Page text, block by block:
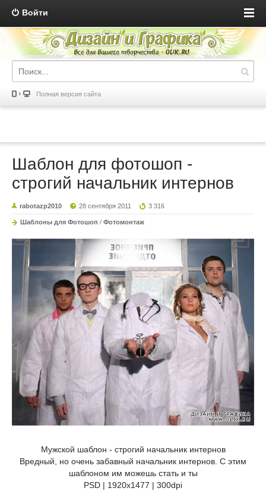
Войти
Полная версия сайта
Шаблон для фотошоп -
строгий начальник интернов
rabotazp2010 28 сентября 2011 3 316
Шаблоны для Фотошоп / Фотомонтаж
Мужской шаблон - строгий начальник интернов
Вредный, но очень забавный начальник интернов. С этим
шаблоном им можешь стать и ты
PSD | 1920x1477 | 300dpi